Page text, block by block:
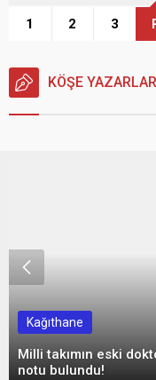
1 2 3
KÖŞE YAZARLARI
Kağıthane
Milli takımın eski
notu bulundu!